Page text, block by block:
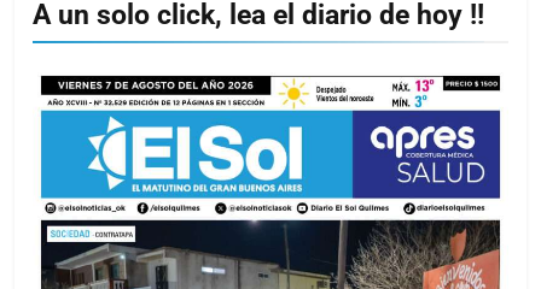
A un solo click, lea el diario de hoy !!